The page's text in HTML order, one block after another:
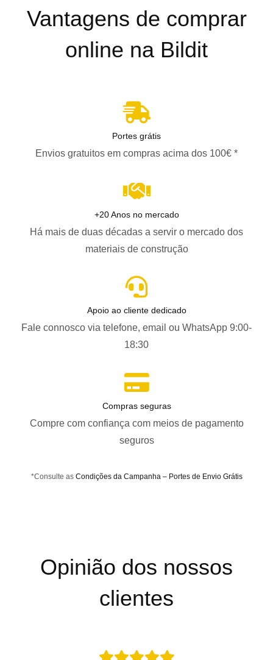
Vantagens de comprar
online na Bildit
Portes grátis
Envios gratuitos em compras acima dos 100€ *
+20 Anos no mercado
Há mais de duas décadas a servir o mercado dos
materiais de construção
Apoio ao cliente dedicado
Fale connosco via telefone, email ou WhatsApp 9:00-
18:30
Compras seguras
Compre com confiança com meios de pagamento
seguros
*Consulte as Condições da Campanha – Portes de Envio Grátis
Opinião dos nossos
clientes